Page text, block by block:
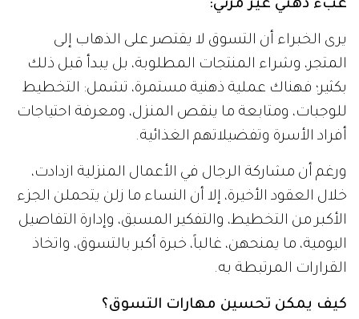
عبء ذهني غير مرئي:
يرى الخبراء أن التسوق لا يقتصر على الذهاب إلى
المتجر، وشراء المنتجات المطلوبة، بل يبدأ قبل ذلك
بكثير؛ فهناك عملية ذهنية مستمرة، تشمل: التخطيط
للوجبات، ومتابعة ما ينقص المنزل، ومعرفة احتياجات
أفراد الأسرة وتفضيلاتهم الغذائية.
ورغم أن مشاركة الرجال في الأعمال المنزلية ازدادت،
خلال العقود الأخيرة، إلا أن النساء ما زلن يتحملن الجزء
الأكبر من التخطيط، والتفكير المسبق، وإدارة التفاصيل
اليومية، ما يمنحهن، غالباً، خبرة أكبر بالتسوق، واتخاذ
القرارات المرتبطة به.
كيف يمكن تحسين مهارات التسوق؟